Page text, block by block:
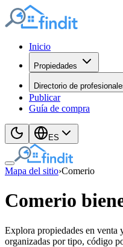
Inicio
Propiedades
Directorio de
Publicar
Guía de compra
ES
Mapa del sitio›Comerio
Comerio
Explora propiedades en
organizadas por tipo, código